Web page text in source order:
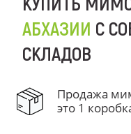
АБХАЗИИ С
СКЛАДОВ
Продажа
это 1